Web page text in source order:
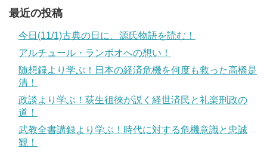
最近の投稿
今日(11/1)古典の日に、源氏物語を読む！
アルチュール・ランボオへの想い！
随想録より学ぶ！日本の経済危機を何度も救った高橋是
清！
政談より学ぶ！荻生徂徠が説く経世済民と礼楽刑政の
道！
武教全書講録より学ぶ！時代に対する危機意識と忠誠
観！